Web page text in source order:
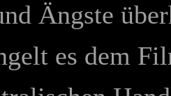
Ängste
es dem